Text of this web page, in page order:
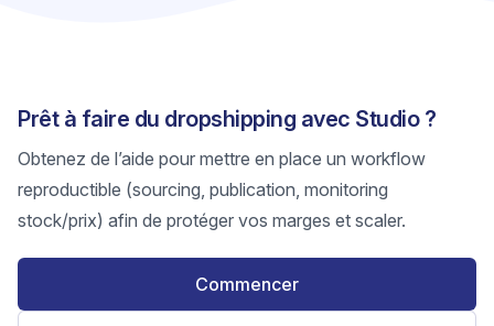
Prêt à faire du dropshipping avec Studio ?
Obtenez de l’aide pour mettre en place un workflow
reproductible (sourcing, publication, monitoring
stock/prix) afin de protéger vos marges et scaler.
Commencer